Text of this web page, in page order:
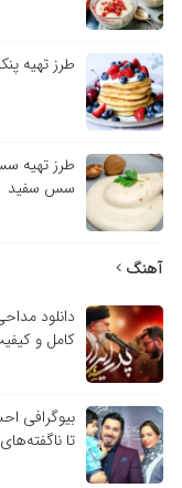
طرز تهیه
طرز تهیه
سس سفید
آهنگ
دانلود
کامل و
بیوگرافی
تا